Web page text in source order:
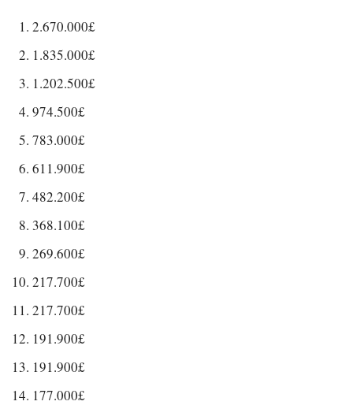
2.670.000£
1.835.000£
1.202.500£
974.500£
783.000£
611.900£
482.200£
368.100£
269.600£
217.700£
217.700£
191.900£
191.900£
177.000£